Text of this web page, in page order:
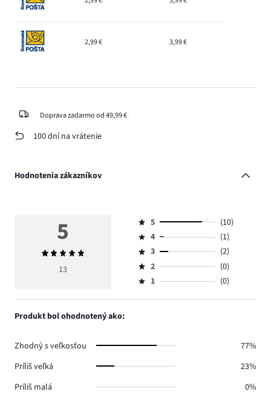
2,99 € 3,99 €
Doprava zadarmo od 49,99 €
100 dní na vrátenie
Hodnotenia zákazníkov
5
Priemerné
hodnotenie
13
Hodnotenie
5,
počet
hlasov
10.
5
(10)
Hodnotenie
4,
počet
hlasov
4
(1)
Hodnotenie
3,
počet
3
(2)
Hodnotenie
2,
2
(0)
Hodnotenie
1,
1 (0)
Produkt bol ohodnotený ako:
Zhodný s veľkosťou
77%
Príliš veľká
23%
Príliš malá
0%